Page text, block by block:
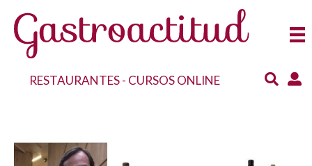
RESTAURANTES- CURSOS ONLINE